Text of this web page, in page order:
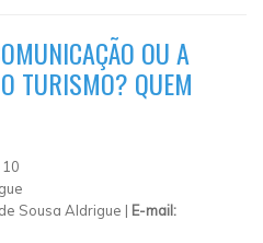
OU A
TURISMO? QUEM
10
Sousa Aldrigue | E-mail: